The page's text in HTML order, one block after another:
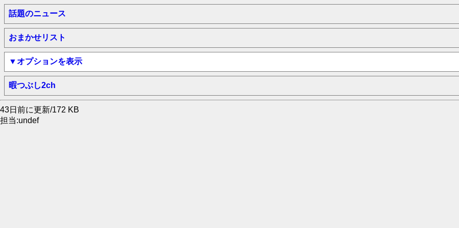
話題のニュース
おまかせリスト
▼オプションを表示
暇つぶし2ch
43日前に更新/172 KB
担当:undef